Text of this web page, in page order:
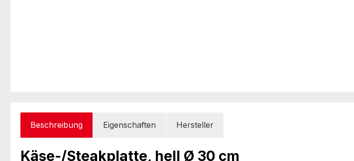
Beschreibung Eigenschaften Hersteller
Käse-/Steakplatte, hell Ø 30 cm